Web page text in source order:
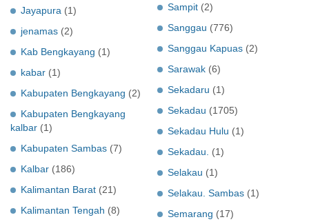
Jayapura (1)
jenamas (2)
Kab Bengkayang (1)
kabar (1)
Kabupaten Bengkayang (2)
Kabupaten Bengkayang
kalbar (1)
Kabupaten Sambas (7)
Kalbar (186)
Kalimantan Barat (21)
Kalimantan Tengah (8)
Sampit (2)
Sanggau (776)
Sanggau Kapuas (2)
Sarawak (6)
Sekadaru (1)
Sekadau (1705)
Sekadau Hulu (1)
Sekadau.
(1)
Selakau (1)
Selakau. Sambas (1)
Semarang (17)